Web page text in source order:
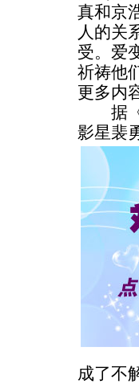
真和京
人的关
受。爱
祈祷他
更多内
据《
影星裴
成了不